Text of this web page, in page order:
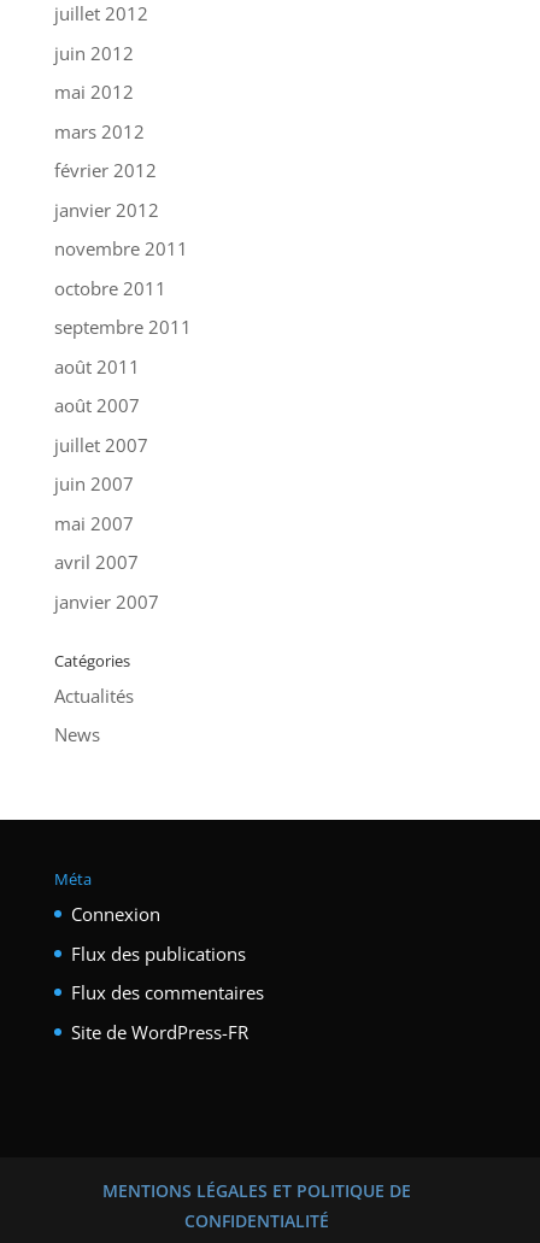
juillet 2012
juin 2012
mai 2012
mars 2012
février 2012
janvier 2012
novembre 2011
octobre 2011
septembre 2011
août 2011
août 2007
juillet 2007
juin 2007
mai 2007
avril 2007
janvier 2007
Catégories
Actualités
News
Méta
Connexion
Flux des publications
Flux des commentaires
Site de WordPress-FR
MENTIONS LÉGALES ET POLITIQUE DE
CONFIDENTIALITÉ